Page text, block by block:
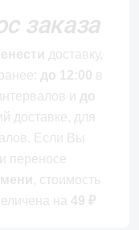
заказа
доставку,
до 12:00 в
и до
доставке, для
Если Вы
переносе
, стоимость
на 49 ₽